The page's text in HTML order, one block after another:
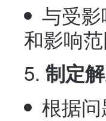
与受
和影响范
制定
根据